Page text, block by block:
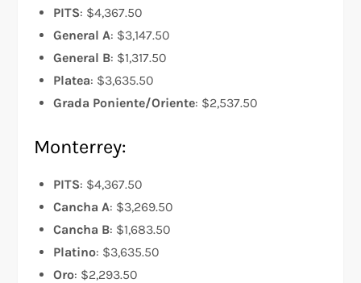
PITS: $4,367.50
General A: $3,147.50
General B: $1,317.50
Platea: $3,635.50
Grada Poniente/Oriente: $2,537.50
Monterrey:
PITS: $4,367.50
Cancha A: $3,269.50
Cancha B: $1,683.50
Platino: $3,635.50
Oro: $2,293.50